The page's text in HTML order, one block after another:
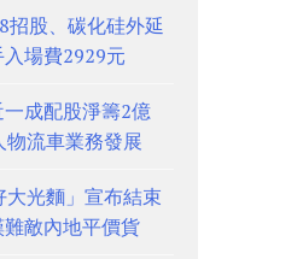
招股、碳化硅外延
場費2929元
成配股淨籌2億
流車業務發展
光麵」宣布結束
敵內地平價貨